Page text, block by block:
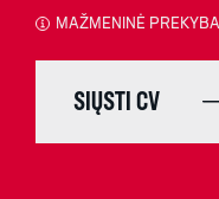
MAŽMENINĖ PREKYBA
SIŲSTI CV